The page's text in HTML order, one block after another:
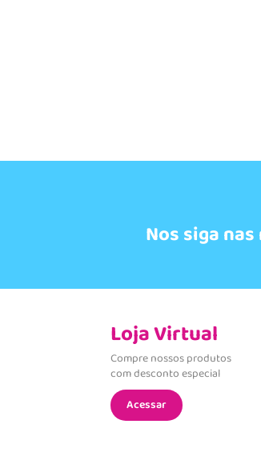
Nos siga
Loja Virtual
Compre nossos produtos
com desconto especial
Acessar